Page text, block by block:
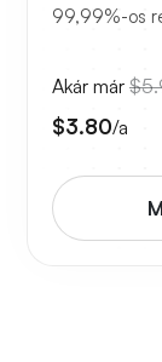
99,99%-os
Akár már
$3.80/a